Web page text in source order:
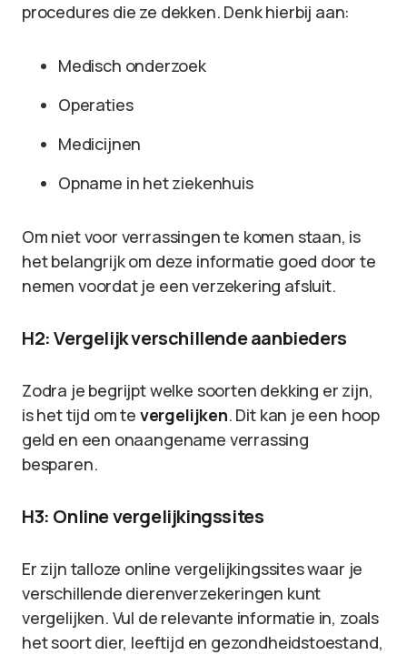
procedures die ze dekken. Denk hierbij aan:
Medisch onderzoek
Operaties
Medicijnen
Opname in het ziekenhuis
Om niet voor verrassingen te komen staan, is
het belangrijk om deze informatie goed door te
nemen voordat je een verzekering afsluit.
H2: Vergelijk verschillende aanbieders
Zodra je begrijpt welke soorten dekking er zijn,
is het tijd om te vergelijken. Dit kan je een hoop
geld en een onaangename verrassing
besparen.
H3: Online vergelijkingssites
Er zijn talloze online vergelijkingssites waar je
verschillende dierenverzekeringen kunt
vergelijken. Vul de relevante informatie in, zoals
het soort dier, leeftijd en gezondheidstoestand,